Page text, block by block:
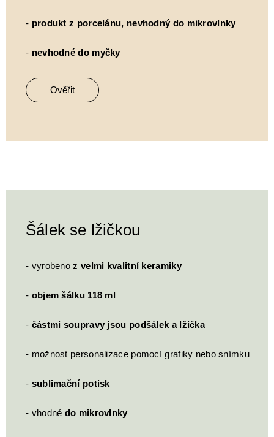
- produkt z porcelánu, nevhodný do mikrovlnky
- nevhodné do myčky
Ověřit
Šálek se lžičkou
- vyrobeno z velmi kvalitní keramiky
- objem šálku 118 ml
- částmi soupravy jsou podšálek a lžička
- možnost personalizace pomocí grafiky nebo snímku
- sublimační potisk
- vhodné do mikrovlnky